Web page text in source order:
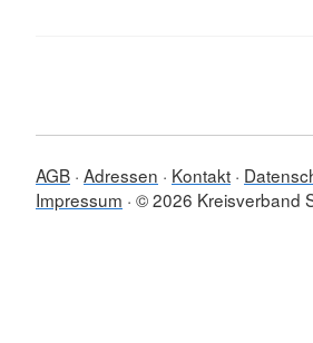
AGB Adressen Kontakt
Impressum © 2026 Kreisverband